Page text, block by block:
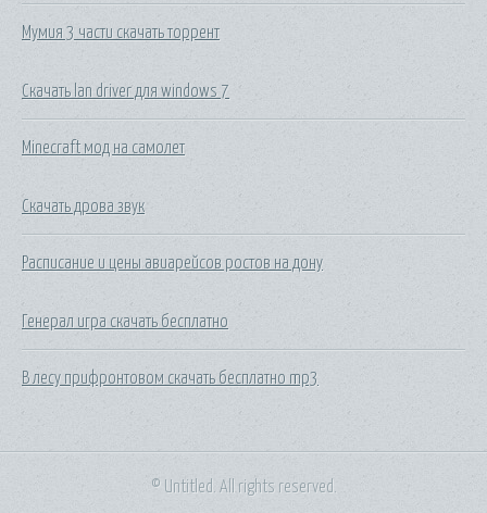
Мумия 3 части скачать торрент
Скачать lan driver для windows 7
Minecraft мод на самолет
Скачать дрова звук
Расписание и цены авиарейсов ростов на дону
Генерал игра скачать бесплатно
В лесу прифронтовом скачать бесплатно mp3
© Untitled. All rights reserved.